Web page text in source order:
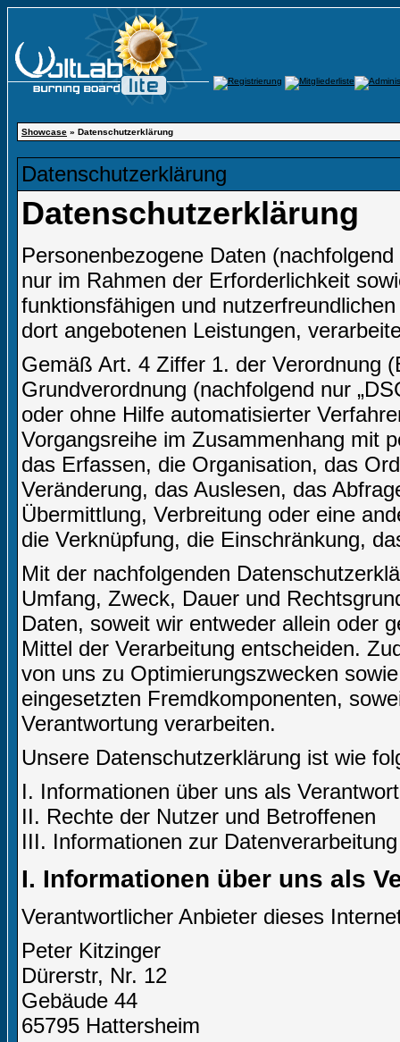
Showcase » Datenschutzerklärung
Datenschutzerklärung
Datenschutzerklärung
Personenbezogene Daten
nur im Rahmen der Erforderlichkeit
funktionsfähigen und
dort angebotenen Leistungen,
Gemäß Art. 4 Ziffer 1. der Verordnung
Grundverordnung (nachfolgend nur
oder ohne Hilfe automatisierter
Vorgangsreihe im Zusammenhang mit
das Erfassen, die Organisation, das
Veränderung, das Auslesen, das
Übermittlung, Verbreitung oder eine
die Verknüpfung, die Einschränkung,
Mit der nachfolgenden
Umfang, Zweck, Dauer und
Daten, soweit wir entweder allein oder
Mittel der Verarbeitung entscheiden.
von uns zu Optimierungszwecken
eingesetzten Fremdkomponenten,
Verantwortung verarbeiten.
Unsere Datenschutzerklärung ist wie
I. Informationen über uns als
II. Rechte der Nutzer und Betroffenen
III. Informationen zur Datenverarbeitung
I. Informationen über uns als
Verantwortlicher Anbieter dieses
Peter Kitzinger
Dürerstr, Nr. 12
Gebäude 44
65795 Hattersheim